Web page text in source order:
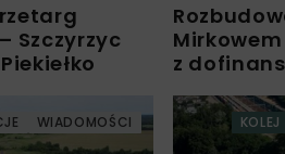
Szczyrzyc
z
WIADOMOŚCI KOLEJ